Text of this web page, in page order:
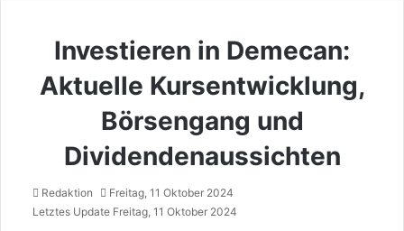
Investieren in Demecan:
Aktuelle Kursentwicklung,
Börsengang und
Dividendenaussichten
Redaktion
Freitag, 11 Oktober 2024
Letztes Update Freitag, 11 Oktober 2024